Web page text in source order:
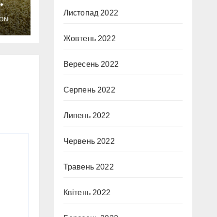
Листопад 2022
Жовтень 2022
Вересень 2022
Серпень 2022
Липень 2022
Червень 2022
Травень 2022
Квітень 2022